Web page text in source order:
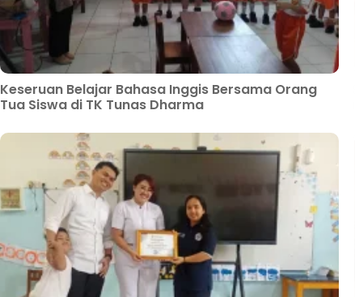
Keseruan Belajar Bahasa Inggis Bersama Orang
Tua Siswa di TK Tunas Dharma